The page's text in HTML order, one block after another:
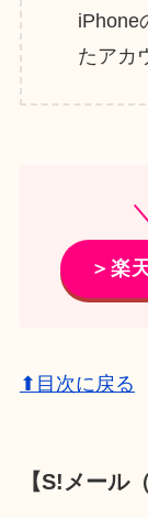
iPhone
たアカ
＞楽
⬆目次に戻る
【S!メール